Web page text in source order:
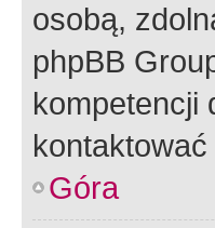
osobą,
phpBB
kompetencji
Góra